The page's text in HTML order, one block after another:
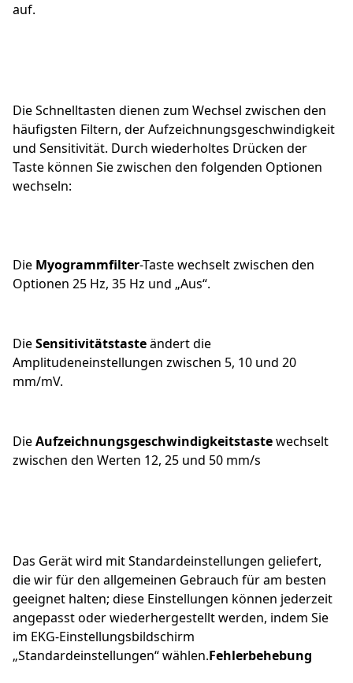
auf.
Die Schnelltasten dienen zum Wechsel zwischen den
häufigsten Filtern, der Aufzeichnungsgeschwindigkeit
und Sensitivität. Durch wiederholtes Drücken der
Taste können Sie zwischen den folgenden Optionen
wechseln:
Die Myogrammfilter-Taste wechselt zwischen den
Optionen 25 Hz, 35 Hz und „Aus“.
DieSensitivitätstasteändert die
Amplitudeneinstellungen zwischen 5, 10 und 20
mm/mV.
DieAufzeichnungsgeschwindigkeitstastewechselt
zwischen den Werten 12, 25 und 50 mm/s
Das Gerät wird mit Standardeinstellungen geliefert,
die wir für den allgemeinen Gebrauch für am besten
geeignet halten; diese Einstellungen können jederzeit
angepasst oder wiederhergestellt werden, indem Sie
im EKG-Einstellungsbildschirm
„Standardeinstellungen“ wählen.Fehlerbehebung